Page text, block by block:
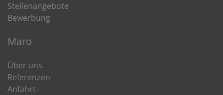
Stellenangebote
Bewerbung
Maro
Über uns
Referenzen
Anfahrt